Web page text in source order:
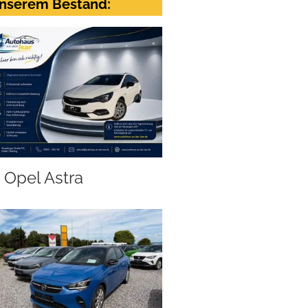
Bestand:
Opel Astra